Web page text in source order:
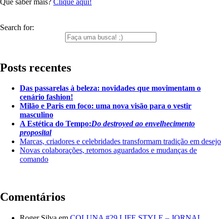
Search for:
Posts recentes
Das passarelas à beleza: novidades que movimentam o
cenário fashion!
Milão e Paris em foco: uma nova visão para o vestir
masculino
A Estética do Tempo:Do destroyed ao envelhecimento
proposital
Marcas, criadores e celebridades transformam tradição em desejo
Novas colaborações, retornos aguardados e mudanças de
comando
Comentários